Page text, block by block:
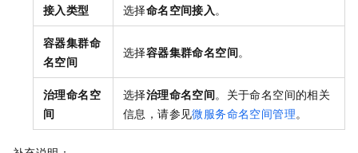
接入类型 选择命名空间接入 。
容器集群命
名空间
选择容器集群命名空间。
治理命名空
间
选择治理命名空间。 关于命名空间的相关
信息，请参见微服务命名空间管理。